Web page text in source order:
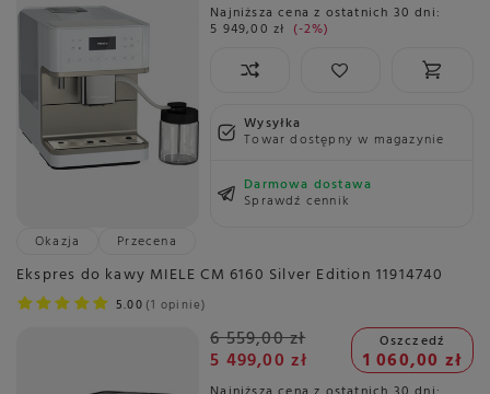
Najniższa cena z ostatnich 30 dni:
5 949,00 zł -2%
Wysyłka
Towar dostępny w magazynie
Darmowa dostawa
Sprawdź cennik
Okazja
Przecena
Ekspres do kawy MIELE CM 6160 Silver Edition 11914740
5.00 1 opinie
6 559,00 zł
5 499,00 zł
Oszczedź
1 060,00 zł